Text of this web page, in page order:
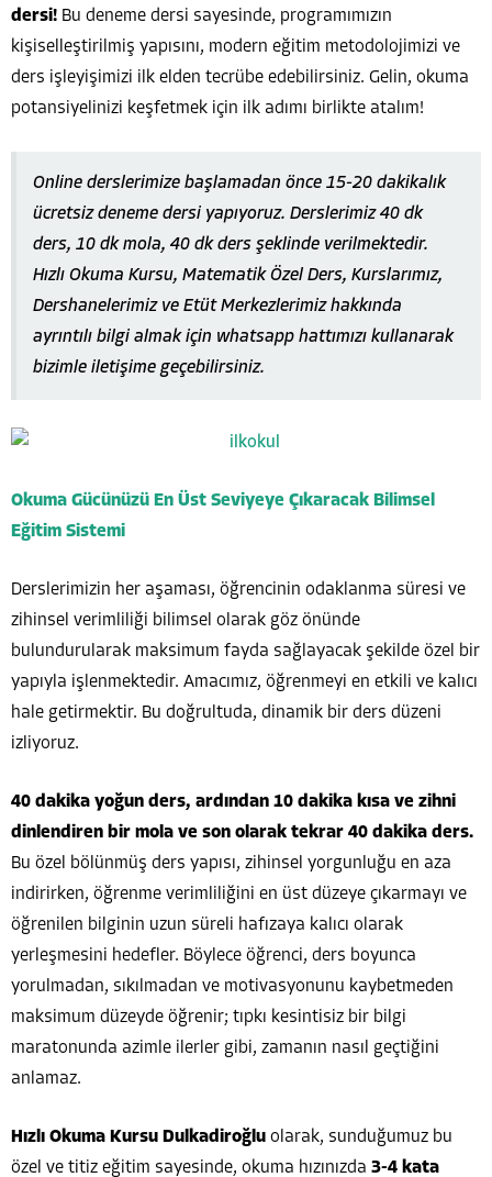
dersi! Bu deneme dersi sayesinde, programımızın
kişiselleştirilmiş yapısını, modern eğitim metodolojimizi ve
ders işleyişimizi ilk elden tecrübe edebilirsiniz. Gelin, okuma
potansiyelinizi keşfetmek için ilk adımı birlikte atalım!
Online derslerimize başlamadan önce 15-20 dakikalık
ücretsiz deneme dersi yapıyoruz. Derslerimiz 40 dk
ders, 10 dk mola, 40 dk ders şeklinde verilmektedir.
Hızlı Okuma Kursu, Matematik Özel Ders, Kurslarımız,
Dershanelerimiz ve Etüt Merkezlerimiz hakkında
ayrıntılı bilgi almak için whatsapp hattımızı kullanarak
bizimle iletişime geçebilirsiniz.
Okuma Gücünüzü En Üst Seviyeye Çıkaracak Bilimsel
Eğitim Sistemi
Derslerimizin her aşaması, öğrencinin odaklanma süresi ve
zihinsel verimliliği bilimsel olarak göz önünde
bulundurularak maksimum fayda sağlayacak şekilde özel bir
yapıyla işlenmektedir. Amacımız, öğrenmeyi en etkili ve kalıcı
hale getirmektir. Bu doğrultuda, dinamik bir ders düzeni
izliyoruz.
40 dakika yoğun ders, ardından 10 dakika kısa ve zihni
dinlendiren bir mola ve son olarak tekrar 40 dakika ders.
Bu özel bölünmüş ders yapısı, zihinsel yorgunluğu en aza
indirirken, öğrenme verimliliğini en üst düzeye çıkarmayı ve
öğrenilen bilginin uzun süreli hafızaya kalıcı olarak
yerleşmesini hedefler. Böylece öğrenci, ders boyunca
yorulmadan, sıkılmadan ve motivasyonunu kaybetmeden
maksimum düzeyde öğrenir; tıpkı kesintisiz bir bilgi
maratonunda azimle ilerler gibi, zamanın nasıl geçtiğini
anlamaz.
Hızlı Okuma Kursu Dulkadiroğlu olarak, sunduğumuz bu
özel ve titiz eğitim sayesinde, okuma hızınızda 3-4 kata